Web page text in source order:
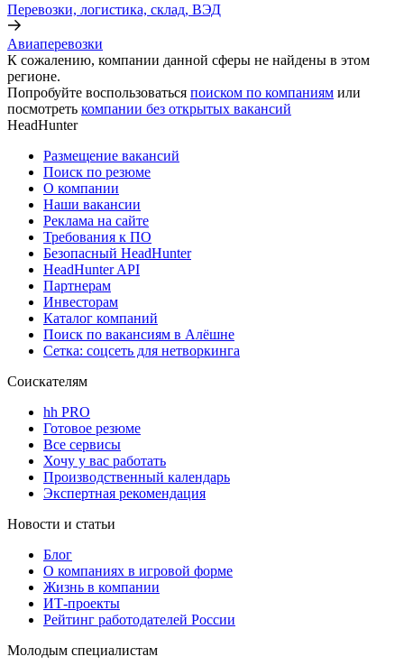
Перевозки, логистика, склад, ВЭД
Авиаперевозки
К сожалению, компании данной сферы не найдены в этом
регионе.
Попробуйте воспользоваться поиском по компаниям или
посмотреть компании без открытых вакансий
HeadHunter
Размещение вакансий
Поиск по резюме
О компании
Наши вакансии
Реклама на сайте
Требования к ПО
Безопасный HeadHunter
HeadHunter API
Партнерам
Инвесторам
Каталог компаний
Поиск по вакансиям в Алёшне
Сетка: соцсеть для нетворкинга
Соискателям
hh PRO
Готовое резюме
Все сервисы
Хочу у вас работать
Производственный календарь
Экспертная рекомендация
Новости и статьи
Блог
О компаниях в игровой форме
Жизнь в компании
ИТ-проекты
Рейтинг работодателей России
Молодым специалистам